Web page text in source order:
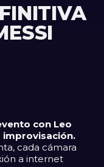
con Leo
improvisación.
cada cámara
a internet